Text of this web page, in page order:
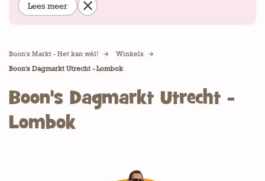
Lees meer
Boon's Markt - Het kan wèl!
Winkels
Boon's Dagmarkt Utrecht - Lombok
Boon's Dagmarkt Utrecht -
Lombok